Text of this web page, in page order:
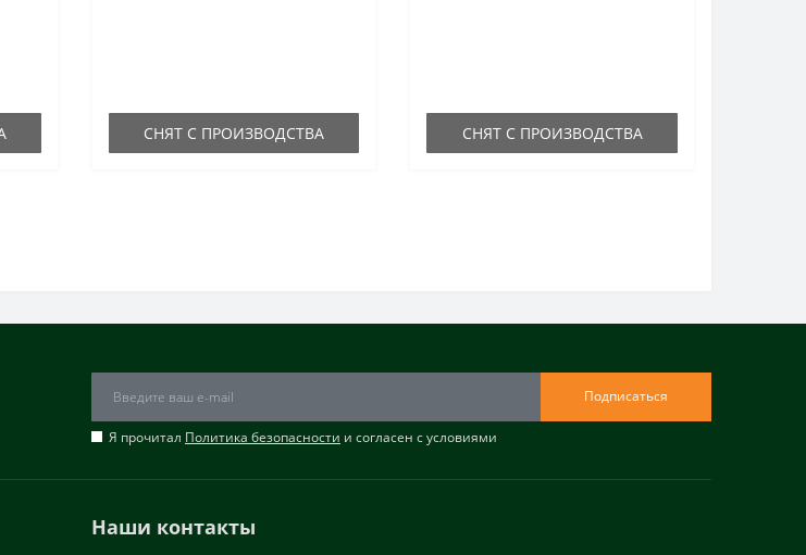
СНЯТ С ПРОИЗВОДСТВА СНЯТ С ПРОИЗВОДСТВА
Подписаться
Я прочитал Политика безопасности и согласен с условиями
Наши контакты